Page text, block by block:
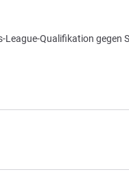
League-Qualifikation gegen